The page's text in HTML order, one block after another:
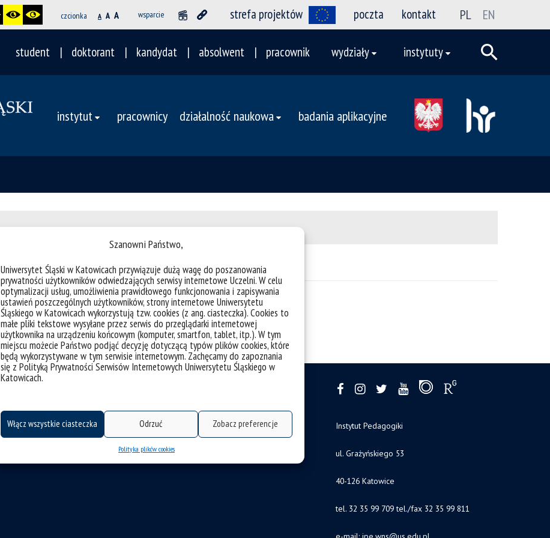
Szanowni Państwo,
Uniwersytet Śląski w Katowicach przywiązuje dużą wagę do poszanowania
prywatności użytkowników odwiedzających serwisy internetowe Uczelni. W celu
optymalizacji usług, umożliwienia prawidłowego funkcjonowania i zapisywania
ustawień poszczególnych użytkowników, strony internetowe Uniwersytetu
Śląskiego w Katowicach wykorzystują tzw. cookies (z ang. ciasteczka). Cookies to
małe pliki tekstowe wysyłane przez serwis do przeglądarki internetowej
użytkownika na urządzeniu końcowym (komputer, smartfon, tablet, itp.). W tym
miejscu możecie Państwo podjąć decyzję dotyczącą typów plików cookies, które
będą wykorzystywane w tym serwisie internetowym. Zachęcamy do zapoznania
się z Polityką Prywatności Serwisów Internetowych Uniwersytetu Śląskiego w
Katowicach.
Włącz wszystkie ciasteczka Odrzuć Zobacz preferencje
Polityka plików cookies
czcionka A A A wsparcie strefa projektów poczta kontakt PL EN
student doktorant kandydat absolwent pracownik wydziały instytuty
instytut pracownicy działalność naukowa badania aplikacyjne
Instytut Pedagogiki
ul. Grażyńskiego 53
40-126 Katowice
tel. 32 35 99 709 tel./fax 32 35 99 811